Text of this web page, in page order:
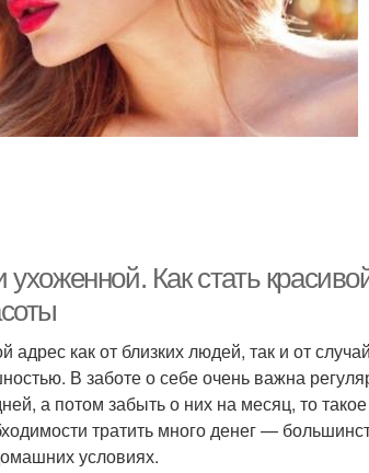
Как стать
как от близких людей, так и от
В заботе о себе очень важна
а потом забыть о них на месяц, то
тратить много денег —
условиях.